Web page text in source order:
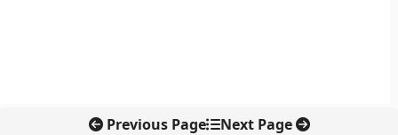
Previous Page Next Page